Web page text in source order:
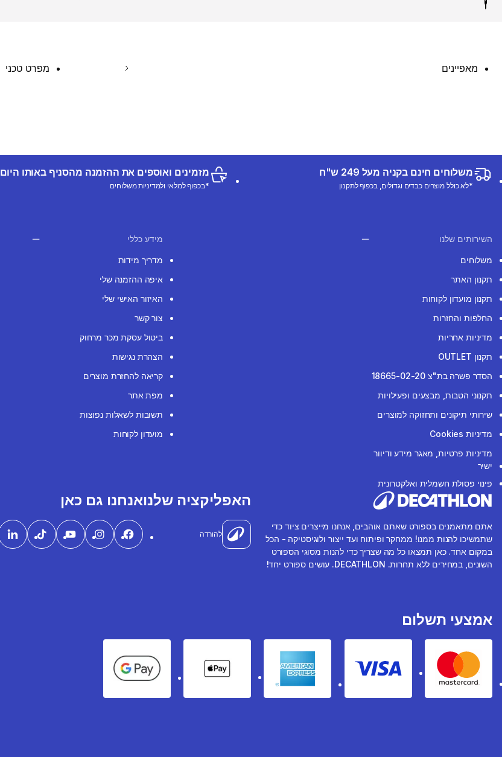
מאפיינים מפרט טכני
משלוחים חינם בקניה מעל 249 ש"ח
*לא כולל מוצרים כבדים וגדולים, בכפוף לתקנון
מזמינים ואוספים את ההזמנה מהסניף באותו היום
*בכפוף למלאי ולמדיניות משלוחים
השירותים שלנו
משלוחים
תקנון האתר
תקנון מועדון לקוחות
החלפות והחזרות
מדיניות אחריות
תקנון OUTLET
הסדר פשרה בת"צ 18665-02-20
תקנוני הטבות, מבצעים ופעילויות
שירותי תיקונים ותחזוקה למוצרים
מדיניות Cookies
מדיניות פרטיות, מאגר מידע ודיוור
ישיר
פינוי פסולת חשמלית ואלקטרונית
מידע כללי
מדריך מידות
איפה ההזמנה שלי
האיזור האישי שלי
צור קשר
ביטול עסקת מכר מרחוק
הצהרת נגישות
קריאה להחזרת מוצרים
מפת אתר
תשובות לשאלות נפוצות
מועדון לקוחות
אתם מתאמנים בספורט שאתם אוהבים, אנחנו מייצרים ציוד כדי
שתמשיכו להנות ממנו! ממחקר ופיתוח ועד ייצור ולוגיסטיקה - הכל
במקום אחד. כאן תמצאו כל מה שצריך כדי להנות מסוגי הספורט
השונים, במחירים ללא תחרות. DECATHLON. עושים ספורט יחד!
האפליקציה שלנו
להורדה
אנחנו גם כאן
אמצעי תשלום
Mastercard
Visa
American express
Apple Pay
Google Pay